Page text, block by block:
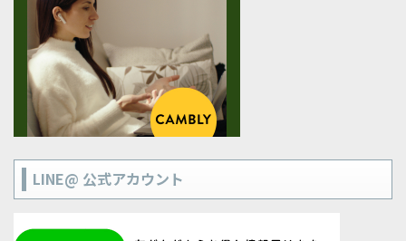
LINE@ 公式アカウント